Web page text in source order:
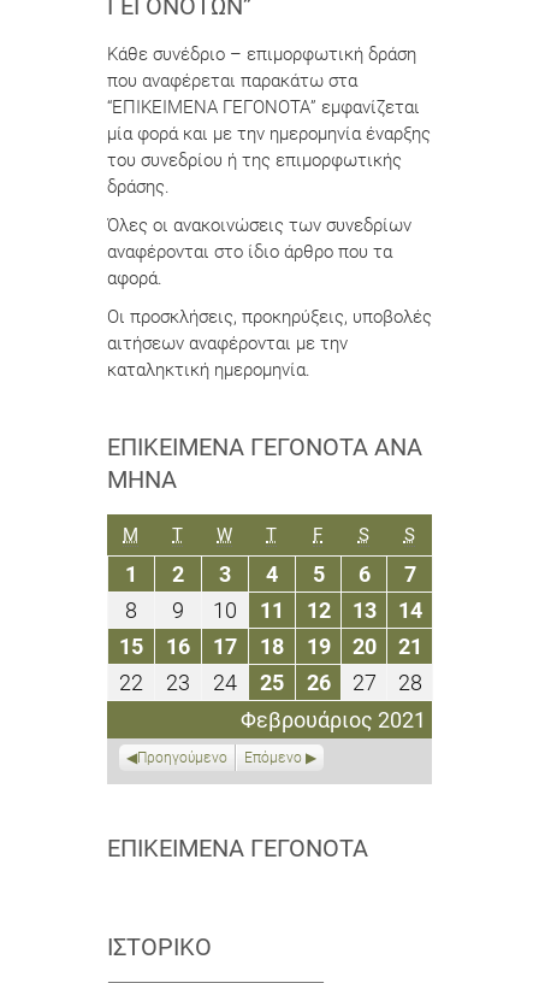
ΓΕΓΟΝΌΤΩΝ”
Κάθε συνέδριο – επιμορφωτική δράση
που αναφέρεται παρακάτω στα
“ΕΠΙΚΕΙΜΕΝΑ ΓΕΓΟΝΟΤΑ” εμφανίζεται
μία φορά και με την ημερομηνία έναρξης
του συνεδρίου ή της επιμορφωτικής
δράσης.
Όλες οι ανακοινώσεις των συνεδρίων
αναφέρονται στο ίδιο άρθρο που τα
αφορά.
Οι προσκλήσεις, προκηρύξεις, υποβολές
αιτήσεων αναφέρονται με την
καταληκτική ημερομηνία.
ΕΠΙΚΕΊΜΕΝΑ ΓΕΓΟΝΌΤΑ ΑΝΆ
ΜΉΝΑ
Φεβρουάριος 2021
M ΔΕΥΤΈΡΑ
TΤΡΊΤΗ
WΤΕΤΆΡΤΗ
TΠΈΜΠΤΗ
FΠΑΡΑΣΚΕΥΉ
SΣΆΒΒΑΤΟ
SΚΥΡΙΑΚΉ
1
Φεβρουαρίου
2021
22
Φεβρουαρίου
2021
33
Φεβρουαρίου
2021
44
Φεβρουαρίου
2021
55
Φεβρουαρίου
2021
66
Φεβρουαρίου
2021
77
2021
8
Φεβρουαρίου
2021
9
Φεβρουαρίου
2021
10
Φεβρουαρίου
2021
11
Φεβρουαρίου
2021
1212
Φεβρουαρίου
2021
1313
Φεβρουαρίου
2021
1414
2021
1515
Φεβρουαρίου
2021
1616
Φεβρουαρίου
2021
1717
Φεβρουαρίου
2021
1818
Φεβρουαρίου
2021
1919
Φεβρουαρίου
2021
2020
Φεβρουαρίου
2021
21
2021
22
Φεβρουαρίου
23
Φεβρουαρίου
2424
Φεβρουαρίου
2021
2525
Φεβρουαρίου
2021
2626
Φεβρουαρίου
2021
2727
Φεβρουαρίου
2021
2828
2021
Προηγούμενο Επόμενο
ΕΠΙΚΕΊΜΕΝΑ ΓΕΓΟΝΌΤΑ
ΙΣΤΟΡΙΚΌ